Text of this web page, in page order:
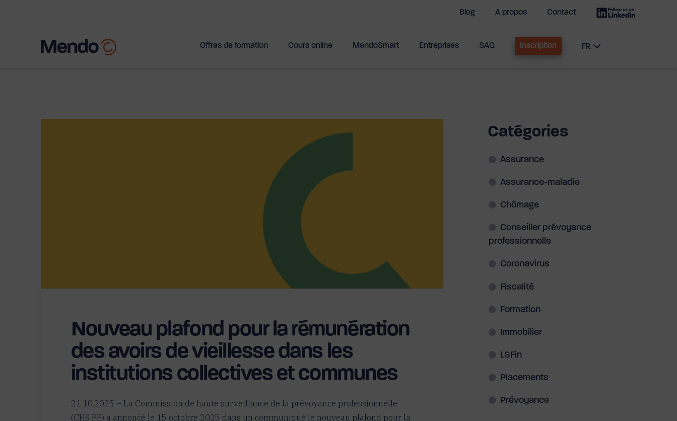
Blog A propos Contact
Offres de formation Cours online MendoSmart Entreprises SAQ Inscription FR
Nouveau plafond pour la rémunération
des avoirs de vieillesse dans les
institutions collectives et communes
21.10.2025 – La Commission de haute surveillance de la prévoyance professionnelle
(CHS PP) a annoncé le 15 octobre 2025 dans un communiqué le nouveau plafond pour la
Catégories
Assurance
Assurance-maladie
Chômage
Conseiller prévoyance
professionnelle
Coronavirus
Fiscalité
Formation
Immobilier
LSFin
Placements
Prévoyance